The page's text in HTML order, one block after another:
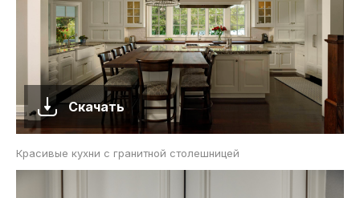
Скачать
Красивые кухни с гранитной столешницей